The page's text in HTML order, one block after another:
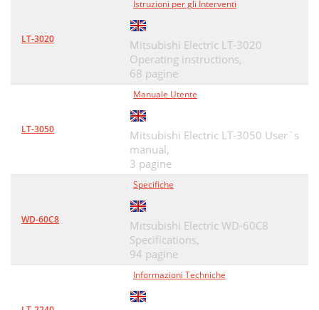
LT-3020
Istruzioni per gli Interventi
Mitsubishi Electric LT-3020
Operating instructions,
68 pagine
LT-3050
Manuale Utente
Mitsubishi Electric LT-3050 User`s
manual,
3 pagine
WD-60C8
Specifiche
Mitsubishi Electric WD-60C8
Specifications,
94 pagine
Informazioni Techniche